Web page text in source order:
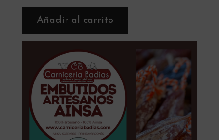
Añadir al carrito